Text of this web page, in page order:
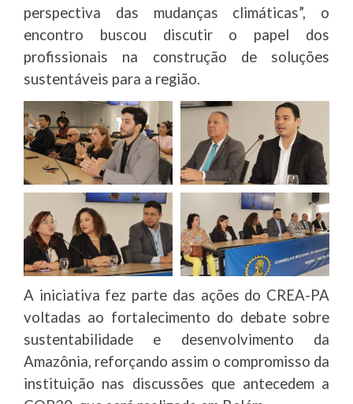
perspectiva das mudanças climáticas”, o
encontro buscou discutir o papel dos
profissionais na construção de soluções
sustentáveis para a região.
A iniciativa fez parte das ações do CREA-PA
voltadas ao fortalecimento do debate sobre
sustentabilidade e desenvolvimento da
Amazônia, reforçando assim o compromisso da
instituição nas discussões que antecedem a